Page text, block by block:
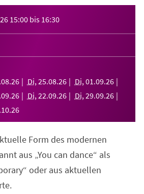
15:00 bis 16:30
08.26 Di, 25.08.26 Di, 01 .09.26
09.26 Di, 22.09.26 Di, 29.09.26
.10.26
Form des modernen
aus „You can dance“ als
oder aus aktuellen